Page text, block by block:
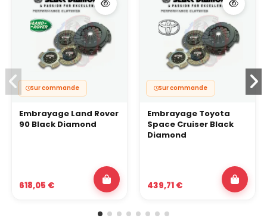
Sur commande
Embrayage Land Rover
90 Black Diamond
618,05 €
Sur commande
Embrayage Toyota
Space Cruiser Black
Diamond
439,71 €